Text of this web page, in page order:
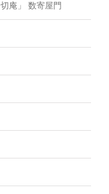
庵」 数寄屋門